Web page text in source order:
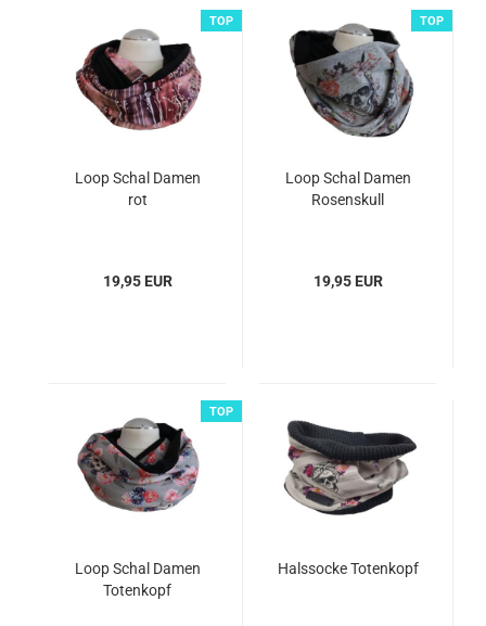
TOP
Loop Schal Damen
rot
19,95 EUR
TOP
Loop Schal Damen
Rosenskull
19,95 EUR
TOP
Loop Schal Damen
Totenkopf
Halssocke Totenkopf